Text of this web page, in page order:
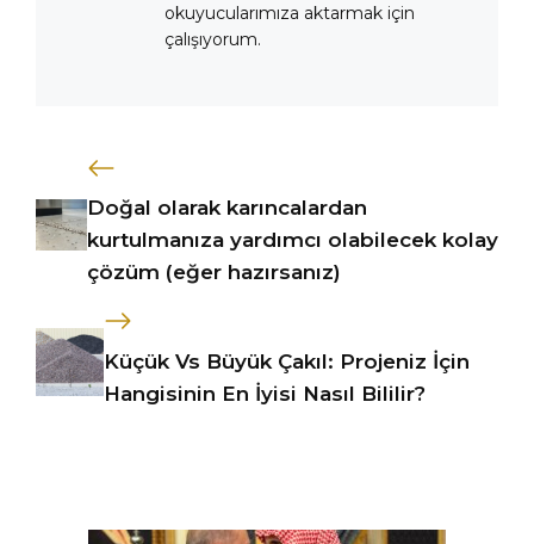
okuyucularımıza aktarmak için
çalışıyorum.
Doğal olarak karıncalardan
kurtulmanıza yardımcı olabilecek kolay
çözüm (eğer hazırsanız)
Küçük Vs Büyük Çakıl: Projeniz İçin
Hangisinin En İyisi Nasıl Bililir?